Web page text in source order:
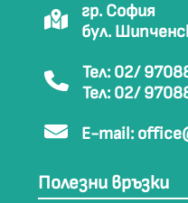
гр. София
бул.
Тел: 02/
Тел: 02/
E-mail:
Полезни връзки